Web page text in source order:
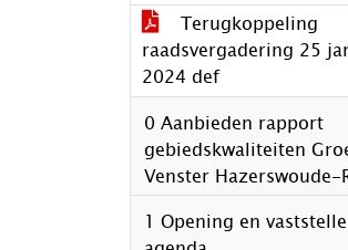
Terugkoppeling
raadsvergadering 25
2024 def
0 Aanbieden rapport
gebiedskwaliteiten
Venster
1 Opening en